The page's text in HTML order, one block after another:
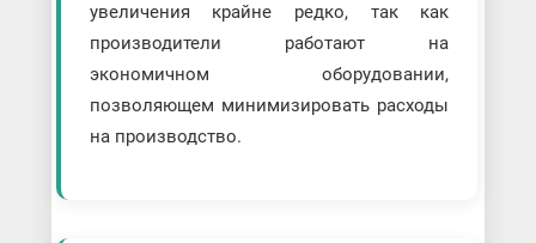
увеличения крайне редко, так как
производители работают на
экономичном оборудовании,
позволяющем минимизировать расходы
на производство.